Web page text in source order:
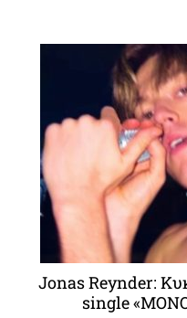
Jonas Reynder:
single